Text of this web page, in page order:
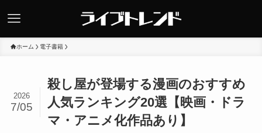
ホーム 電子書籍
殺し屋が登場する漫画のおすすめ
人気ランキング20選【映画・ドラ
マ・アニメ化作品あり】
2026
7/05